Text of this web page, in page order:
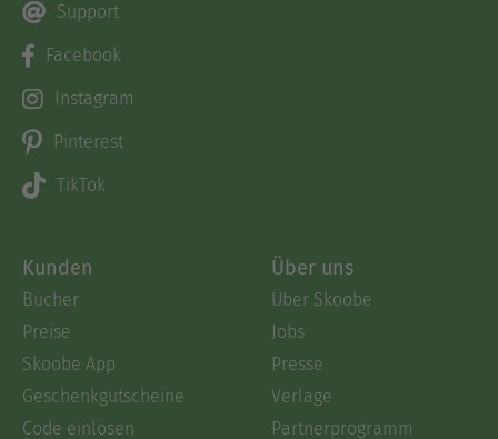
Support
Facebook
Instagram
Pinterest
TikTok
Kunden
Bücher
Preise
Skoobe App
Geschenkgutscheine
Code einlösen
Über uns
Über Skoobe
Jobs
Presse
Verlage
Partnerprogramm